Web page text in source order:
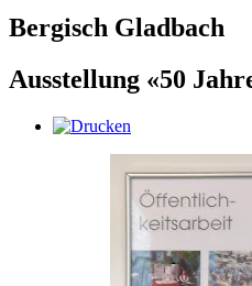
Bergisch Gladbach
Ausstellung «50